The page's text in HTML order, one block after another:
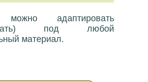
можно адаптировать
под любой
материал.